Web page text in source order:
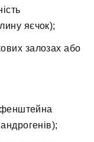
яєчок);
залозах або